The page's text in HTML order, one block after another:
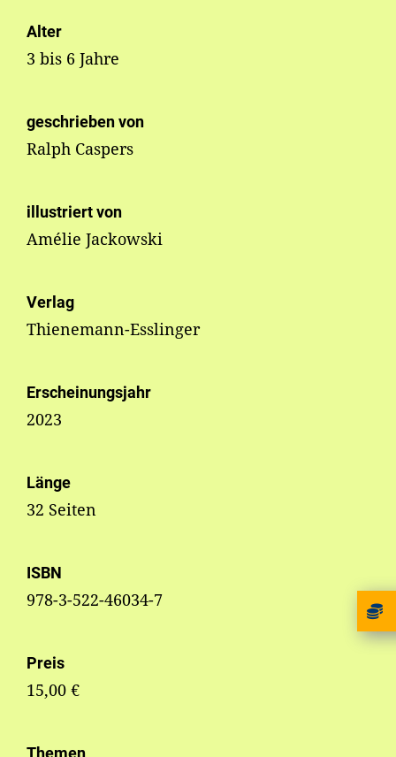
Alter
3 bis 6 Jahre
geschrieben von
Ralph Caspers
illustriert von
Amélie Jackowski
Verlag
Thienemann-Esslinger
Erscheinungsjahr
2023
Länge
32 Seiten
ISBN
978-3-522-46034-7
Preis
15,00 €
Themen